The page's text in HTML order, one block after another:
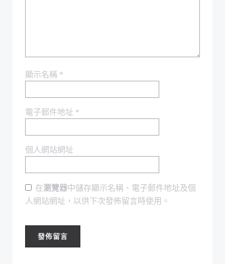
顯示名稱 *
電子郵件地址 *
個人網站網址
在瀏覽器中儲存顯示名稱、電子郵件地址及個
人網站網址，以供下次發佈留言時使用。